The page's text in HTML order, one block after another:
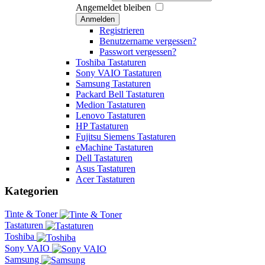
Angemeldet bleiben
Anmelden
Registrieren
Benutzername vergessen?
Passwort vergessen?
Toshiba Tastaturen
Sony VAIO Tastaturen
Samsung Tastaturen
Packard Bell Tastaturen
Medion Tastaturen
Lenovo Tastaturen
HP Tastaturen
Fujitsu Siemens Tastaturen
eMachine Tastaturen
Dell Tastaturen
Asus Tastaturen
Acer Tastaturen
Kategorien
Tinte & Toner
Tastaturen
Toshiba
Sony VAIO
Samsung